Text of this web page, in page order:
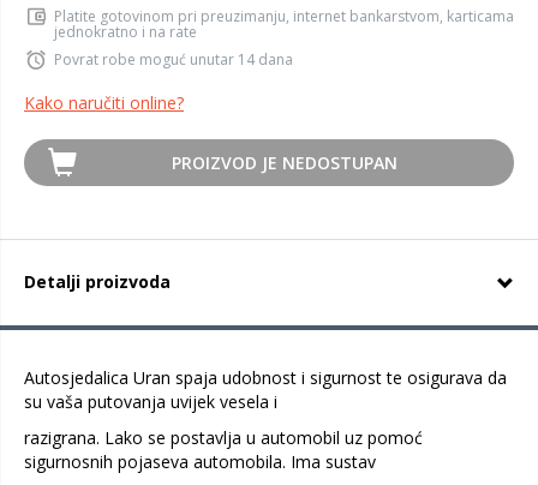
Platite gotovinom pri preuzimanju, internet bankarstvom, karticama
jednokratno i na rate
Povrat robe moguć unutar 14 dana
Kako naručiti online?
PROIZVOD JE NEDOSTUPAN
Detalji proizvoda
Autosjedalica Uran spaja udobnost i sigurnost te osigurava da
su vaša putovanja uvijek vesela i
razigrana. Lako se postavlja u automobil uz pomoć
sigurnosnih pojaseva automobila. Ima sustav